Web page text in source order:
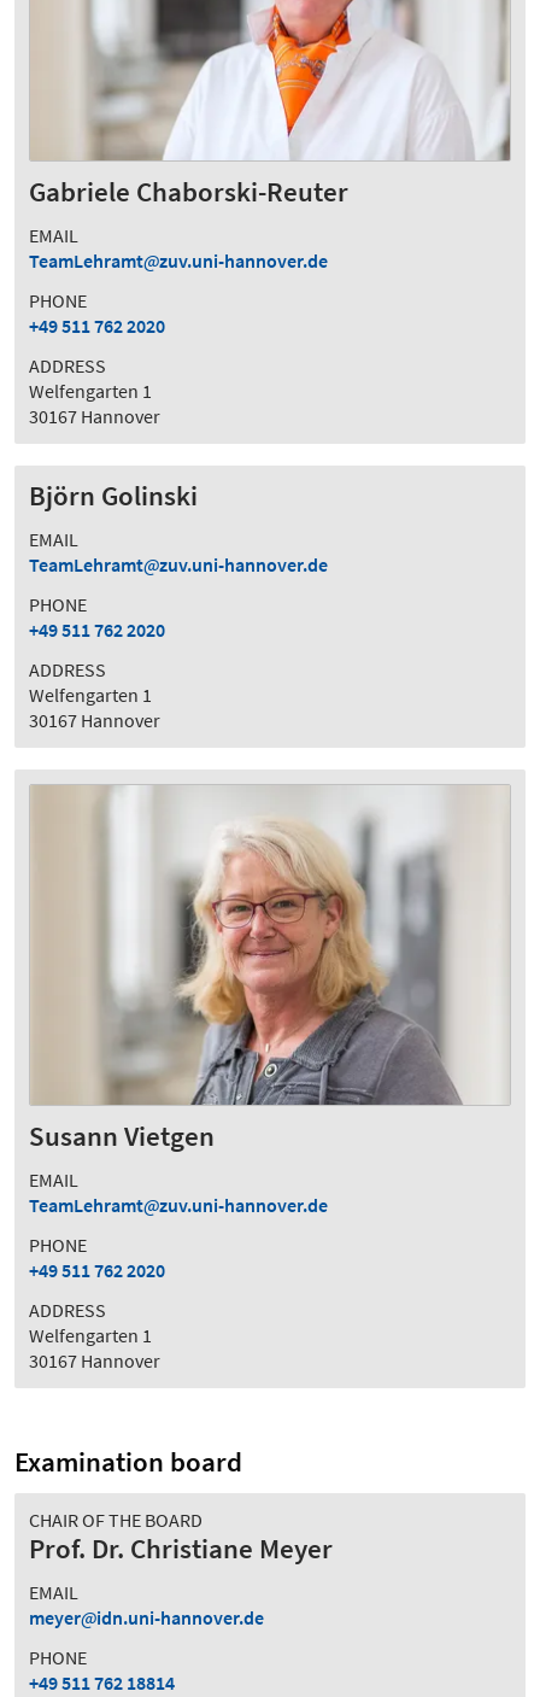
Gabriele Chaborski-Reuter
EMAIL
TeamLehramt
zuv.uni-hannover.de
PHONE
+49 511 762 2020
ADDRESS
Welfengarten 1
30167 Hannover
Björn Golinski
EMAIL
TeamLehramt
zuv.uni-hannover.de
PHONE
+49 511 762 2020
ADDRESS
Welfengarten 1
30167 Hannover
Susann Vietgen
EMAIL
TeamLehramt
zuv.uni-hannover.de
PHONE
+49 511 762 2020
ADDRESS
Welfengarten 1
30167 Hannover
Examination board
CHAIR OF THE BOARD
Prof. Dr. Christiane Meyer
EMAIL
meyer
idn.uni-hannover.de
PHONE
+49 511 762 18814